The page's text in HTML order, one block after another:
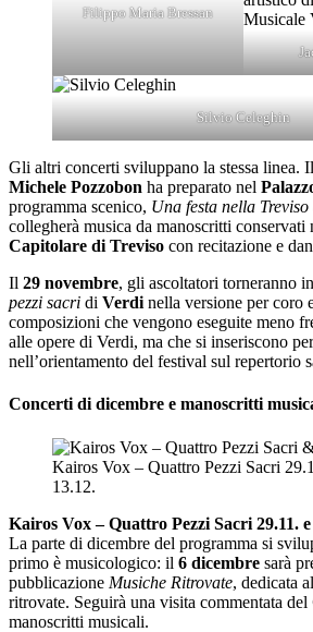
Filippo Maria Bressan
Silvio Celeghin
Gli altri concerti sviluppano la stessa linea. Il
Michele Pozzobon ha preparato nel
programma scenico, Una festa nella
collegherà musica da manoscritti conservati
Capitolare di Treviso con recitazione e
Il 29 novembre, gli ascoltatori torneranno
pezzi sacri di Verdi nella versione per coro
composizioni che vengono eseguite meno
alle opere di Verdi, ma che si inseriscono
nell’orientamento del festival sul repertorio
Concerti di dicembre e manoscritti
Kairos Vox – Quattro Pezzi Sacri
13.12.
Kairos Vox – Quattro Pezzi Sacri 29.11.
La parte di dicembre del programma si
primo è musicologico: il 6 dicembre sarà
pubblicazione Musiche Ritrovate, dedicata
ritrovate. Seguirà una visita commentata del
manoscritti musicali.